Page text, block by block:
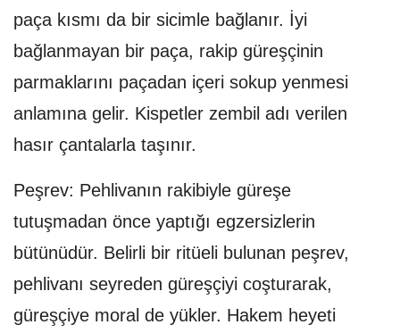
paça kısmı da bir sicimle bağlanır. İyi
bağlanmayan bir paça, rakip güreşçinin
parmaklarını paçadan içeri sokup yenmesi
anlamına gelir. Kispetler zembil adı verilen
hasır çantalarla taşınır.
Peşrev: Pehlivanın rakibiyle güreşe
tutuşmadan önce yaptığı egzersizlerin
bütünüdür. Belirli bir ritüeli bulunan peşrev,
pehlivanı seyreden güreşçiyi coşturarak,
güreşçiye moral de yükler. Hakem heyeti